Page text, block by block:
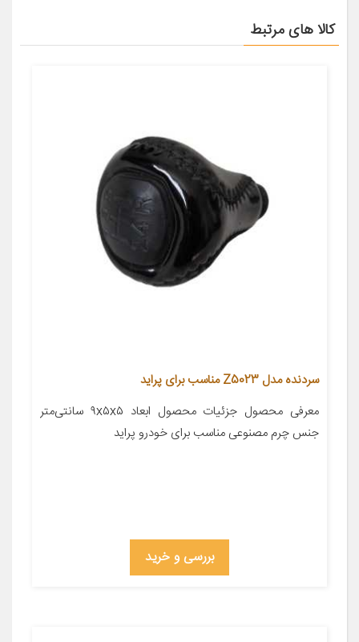
کالا های مرتبط
سردنده مدل Z5023 مناسب برای پراید
معرفی محصول جزئیات محصول ابعاد ۹x۵x۵ سانتی‌متر
جنس چرم مصنوعی مناسب برای خودرو پراید
بررسی و خرید